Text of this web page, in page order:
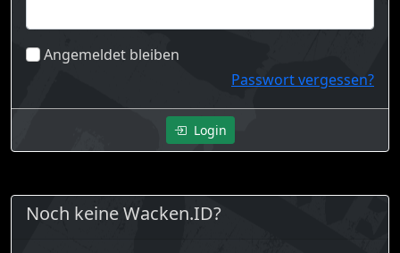
Angemeldet bleiben
Passwort vergessen?
Login
Noch keine Wacken.ID?